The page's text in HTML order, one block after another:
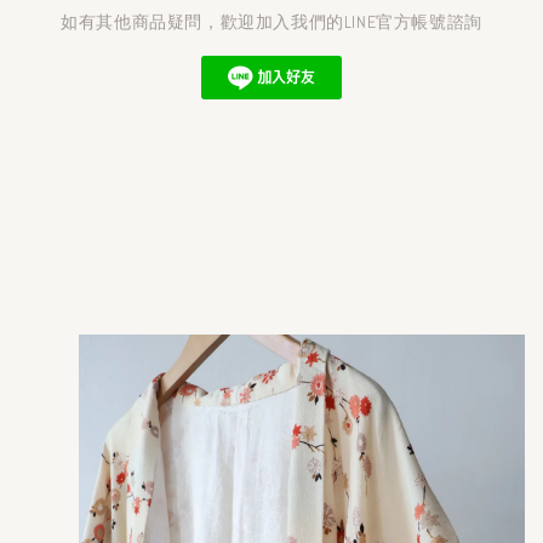
如有其他商品疑問，歡迎加入我們的LINE官方帳號諮詢